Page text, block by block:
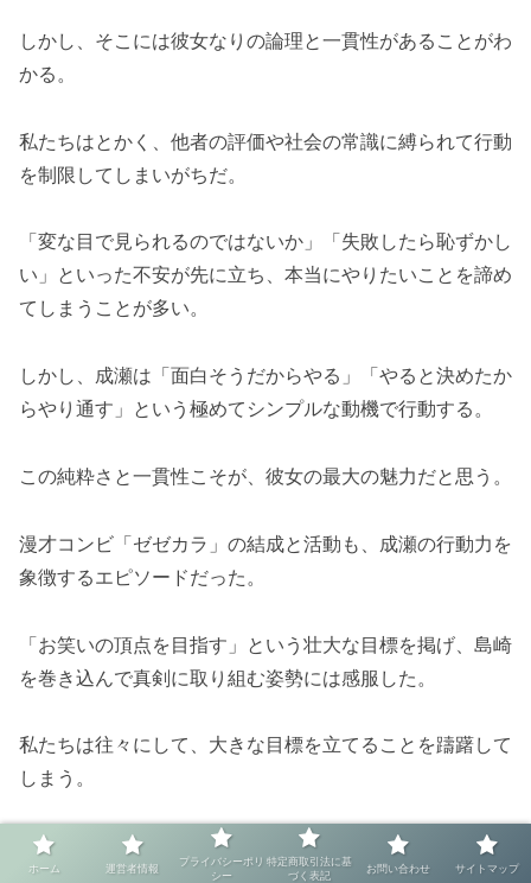
しかし、そこには彼女なりの論理と一貫性があることがわ
かる。
私たちはとかく、他者の評価や社会の常識に縛られて行動
を制限してしまいがちだ。
「変な目で見られるのではないか」「失敗したら恥ずかし
い」といった不安が先に立ち、本当にやりたいことを諦め
てしまうことが多い。
しかし、成瀬は「面白そうだからやる」「やると決めたか
らやり通す」という極めてシンプルな動機で行動する。
この純粋さと一貫性こそが、彼女の最大の魅力だと思う。
漫才コンビ「ゼゼカラ」の結成と活動も、成瀬の行動力を
象徴するエピソードだった。
「お笑いの頂点を目指す」という壮大な目標を掲げ、島崎
を巻き込んで真剣に取り組む姿勢には感服した。
私たちは往々にして、大きな目標を立てることを躊躇して
しまう。
「どうせ無理だろう」「現実的じゃない」といった理由
ホーム 運営者情報
プライバシーポリ
シー
特定商取引法に基
づく表記
お問い合わせ サイトマップ